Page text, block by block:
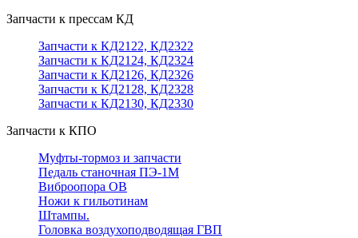
Запчасти к прессам КД
Запчасти к КД2122, КД2322
Запчасти к КД2124, КД2324
Запчасти к КД2126, КД2326
Запчасти к КД2128, КД2328
Запчасти к КД2130, КД2330
Запчасти к КПО
Муфты-тормоз и запчасти
Педаль станочная ПЭ-1М
Виброопора ОВ
Ножи к гильотинам
Штампы.
Головка воздухоподводящая ГВП